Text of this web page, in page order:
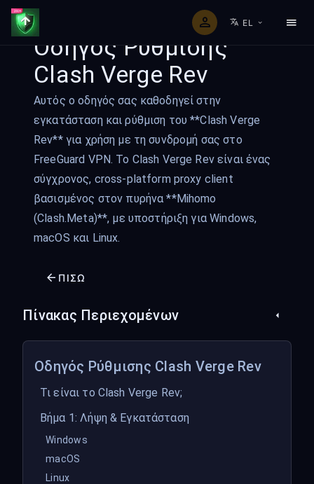
EL
Οδηγός Ρύθμισης
Clash Verge Rev
Αυτός ο οδηγός σας καθοδηγεί στην
εγκατάσταση και ρύθμιση του **Clash Verge
Rev** για χρήση με τη συνδρομή σας στο
FreeGuard VPN. Το Clash Verge Rev είναι ένας
σύγχρονος, cross-platform proxy client
βασισμένος στον πυρήνα **Mihomo
(Clash.Meta)**, με υποστήριξη για Windows,
macOS και Linux.
ΠΊΣΩ
Πίνακας Περιεχομένων
Οδηγός Ρύθμισης Clash Verge Rev
Τι είναι το Clash Verge Rev;
Βήμα 1: Λήψη & Εγκατάσταση
Windows
macOS
Linux